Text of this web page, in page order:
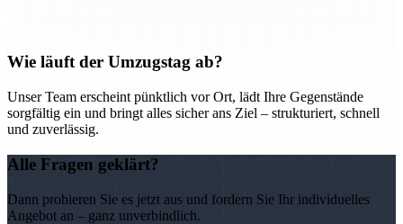
Wie läuft der Umzugstag ab?
Unser Team erscheint pünktlich vor Ort, lädt Ihre Gegenstände
sorgfältig ein und bringt alles sicher ans Ziel – strukturiert, schnell
und zuverlässig.
Alle Fragen geklärt?
Dann probieren Sie es jetzt aus und fordern Sie Ihr individuelles
Angebot an – ganz unverbindlich.